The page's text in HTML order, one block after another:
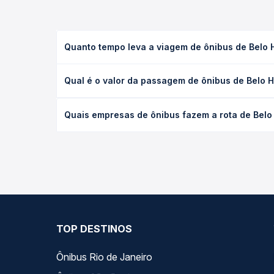
Quanto tempo leva a viagem de ônibus de
a viação, o tipo de serviço (convencional,
Qual é o valor da passagem de ônibus de Belo
conforme a data da viagem, a empresa, o tipo de
Quais empresas de ônibus fazem a rota de
TOP DESTINOS
Ônibus Rio de Janeiro